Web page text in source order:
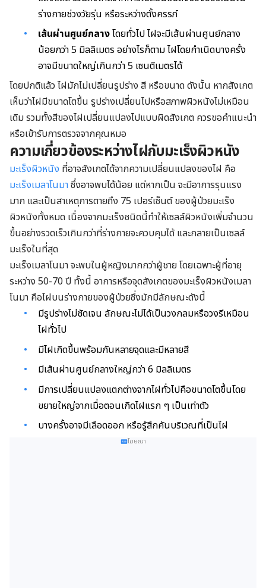
ร่างกายช่วงวัยรุ่น หรือระหว่างตั้งครรภ์
เส้นผ่านศูนย์กลางโดยทั่วไป ไฝจะมีเส้นผ่านศูนย์กลาง
น้อยกว่า 5 มิลลิเมตร อย่างไรก็ตาม ไฝโดยกำเนิดบางครั้ง
อาจมีขนาดใหญ่เกินกว่า 5 เซนติเมตรได้
โดยปกติแล้ว ไฝมักไม่เปลี่ยนรูปร่าง สี หรือขนาด ดังนั้น หากสังเกต
เห็นว่าไฝมีขนาดโตขึ้น รูปร่างเปลี่ยนไปหรือสภาพผิวหนังไม่เหมือน
เดิม รวมทั้งสีของไฝเปลี่ยนแปลงไปแบบผิดสังเกต ควรขอคำแนะนำ
หรือเข้ารับการตรวจจากคุณหมอ
ความเกี่ยวข้องระหว่างไฝกับมะเร็งผิวหนัง
มะเร็งผิวหนัง ที่อาจสังเกตได้จากความเปลี่ยนแปลงของไฝ คือ
มะเร็งเมลาโนมาซึ่งอาจพบได้น้อย แต่หากเป็น จะมีอาการรุนแรง
มาก และเป็นสาเหตุการตายถึง 75 เปอร์เซ็นต์ ของผู้ป่วยมะเร็ง
ผิวหนังทั้งหมด เนื่องจากมะเร็งชนิดนี้ทำให้เซลล์ผิวหนังเพิ่มจำนวน
ขึ้นอย่างรวดเร็วเกินกว่าที่ร่างกายจะควบคุมได้ และกลายเป็นเซลล์
มะเร็งในที่สุด
มะเร็งเมลาโนมา จะพบในผู้หญิงมากกว่าผู้ชาย โดยเฉพาะผู้ที่อายุ
ระหว่าง 50-70 ปี ทั้งนี้ อาการหรือจุดสังเกตของมะเร็งผิวหนังเมลา
โนมา คือไฝบนร่างกายของผู้ป่วยซึ่งมักมีลักษณะดังนี้
มีรูปร่างไม่ชัดเจน ลักษณะไม่ได้เป็นวงกลมหรือวงรีเหมือน
ไฝทั่วไป
มีไฝเกิดขึ้นพร้อมกันหลายจุดและมีหลายสี
มีเส้นผ่านศูนย์กลางใหญ่กว่า 6 มิลลิเมตร
มีการเปลี่ยนแปลงแตกต่างจากไฝทั่วไปคือขนาดโตขึ้นโดย
ขยายใหญ่จากเมื่อตอนเกิดไฝแรก ๆ เป็นเท่าตัว
บางครั้งอาจมีเลือดออก หรือรู้สึกคันบริเวณที่เป็นไฝ
โฆษณา